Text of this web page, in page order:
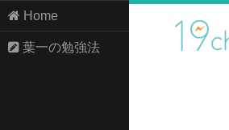
Home
葉一の勉強法